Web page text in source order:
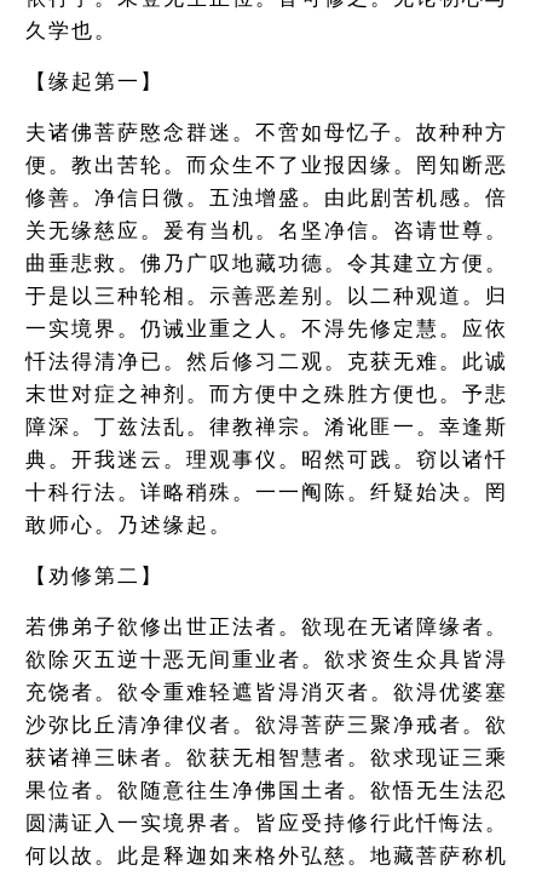
久学也。
【缘起第一】
夫诸佛菩萨愍念群迷。不啻如母忆子。故种种方
便。教出苦轮。而众生不了业报因缘。罔知断恶
修善。净信日微。五浊增盛。由此剧苦机感。倍
关无缘慈应。爰有当机。名坚净信。咨请世尊。
曲垂悲救。佛乃广叹地藏功德。令其建立方便。
于是以三种轮相。示善恶差别。以二种观道。归
一实境界。仍诫业重之人。不淂先修定慧。应依
忏法得清净已。然后修习二观。克获无难。此诚
末世对症之神剂。而方便中之殊胜方便也。予悲
障深。丁兹法乱。律教禅宗。淆讹匪一。幸逢斯
典。开我迷云。理观事仪。昭然可践。窃以诸忏
十科行法。详略稍殊。一一阄陈。纤疑始决。罔
敢师心。乃述缘起。
【劝修第二】
若佛弟子欲修出世正法者。欲现在无诸障缘者。
欲除灭五逆十恶无间重业者。欲求资生众具皆淂
充饶者。欲令重难轻遮皆淂消灭者。欲淂优婆塞
沙弥比丘清净律仪者。欲淂菩萨三聚净戒者。欲
获诸禅三昧者。欲获无相智慧者。欲求现证三乘
果位者。欲随意往生净佛国土者。欲悟无生法忍
圆满证入一实境界者。皆应受持修行此忏悔法。
何以故。此是释迦如来格外弘慈。地藏菩萨称机